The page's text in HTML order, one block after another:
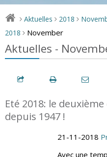
> Aktuelles > 2018 >
2018 > November
Aktuelles -
Eté 2018: le
depuis 1947 !
21-11-2018
Avec une